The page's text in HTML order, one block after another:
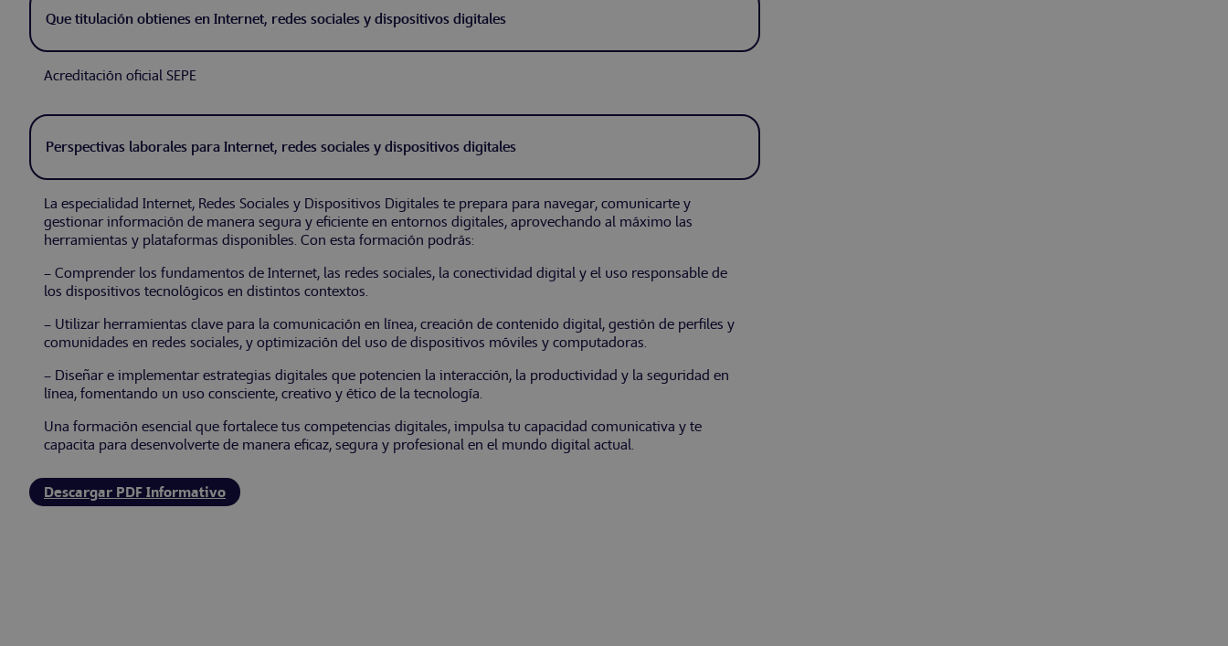
Que titulación obtienes en Internet, redes sociales y dispositivos digitales
Acreditación oficial SEPE
Perspectivas laborales para Internet, redes sociales y dispositivos digitales
La especialidad Internet, Redes Sociales y Dispositivos Digitales te prepara para navegar, comunicarte y
gestionar información de manera segura y eficiente en entornos digitales, aprovechando al máximo las
herramientas y plataformas disponibles. Con esta formación podrás:
– Comprender los fundamentos de Internet, las redes sociales, la conectividad digital y el uso responsable de
los dispositivos tecnológicos en distintos contextos.
– Utilizar herramientas clave para la comunicación en línea, creación de contenido digital, gestión de perfiles y
comunidades en redes sociales, y optimización del uso de dispositivos móviles y computadoras.
– Diseñar e implementar estrategias digitales que potencien la interacción, la productividad y la seguridad en
línea, fomentando un uso consciente, creativo y ético de la tecnología.
Una formación esencial que fortalece tus competencias digitales, impulsa tu capacidad comunicativa y te
capacita para desenvolverte de manera eficaz, segura y profesional en el mundo digital actual.
Descargar PDF Informativo